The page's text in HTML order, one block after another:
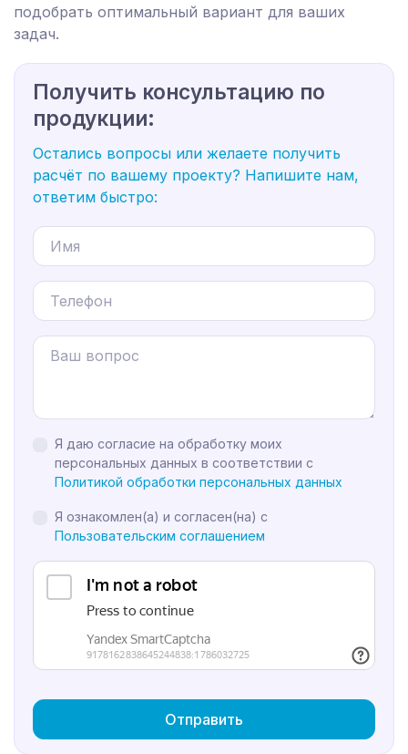
подобрать оптимальный вариант для ваших
задач.
Получить консультацию по
продукции:
Остались вопросы или желаете получить
расчёт по вашему проекту? Напишите нам,
ответим быстро:
Я даю согласие на обработку моих
персональных данных в соответствии с
Политикой обработки персональных данных
Я ознакомлен(а) и согласен(на) с
Пользовательским соглашением
Отправить